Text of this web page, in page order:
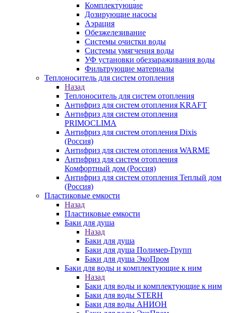
Комплектующие
Дозирующие насосы
Аэрация
Обезжелезивание
Системы очистки воды
Системы умягчения воды
УФ установки обеззараживания воды
Фильтрующие материалы
Теплоноситель для систем отопления
Назад
Теплоноситель для систем отопления
Антифриз для систем отопления KRAFT
Антифриз для систем отопления
PRIMOCLIMA
Антифриз для систем отопления Dixis
(Россия)
Антифриз для систем отопления WARME
Антифриз для систем отопления
Комфортный дом (Россия)
Антифриз для систем отопления Теплый дом
(Россия)
Пластиковые емкости
Назад
Пластиковые емкости
Баки для душа
Назад
Баки для душа
Баки для душа Полимер-Групп
Баки для душа ЭкоПром
Баки для воды и комплектующие к ним
Назад
Баки для воды и комплектующие к ним
Баки для воды STERH
Баки для воды АНИОН